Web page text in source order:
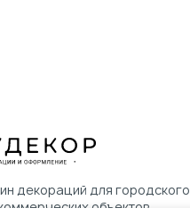
декораций для городского
объектов